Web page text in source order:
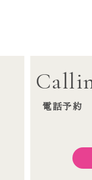
電話予約